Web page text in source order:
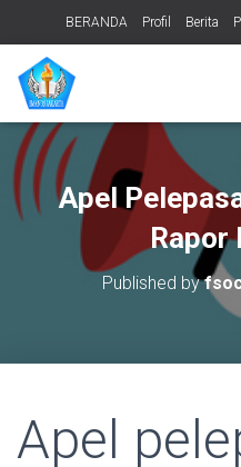
BERANDA Profil Berita
PERPUSTAKAAN
Apel
Rapor
Published by
Apel